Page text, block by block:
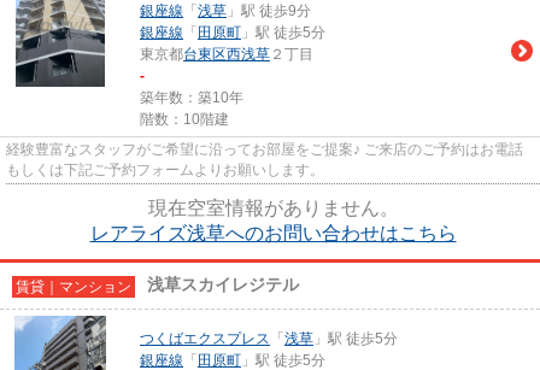
銀座線 「 浅草 」駅 徒歩9分
銀座線 「 田原町 」駅 徒歩5分
東京都台東区西浅草 ２丁目
-
築年数：築10年
階数：10階建
経験豊富なスタッフがご希望に沿ってお部屋をご提案♪ ご来店のご予約はお電話
もしくは下記ご予約フォームよりお願いします。
現在空室情報がありません。
レアライズ浅草へのお問い合わせはこちら
賃貸｜マンション 浅草スカイレジテル
つくばエクスプレス 「 浅草 」駅 徒歩5分
銀座線 「 田原町 」駅 徒歩5分